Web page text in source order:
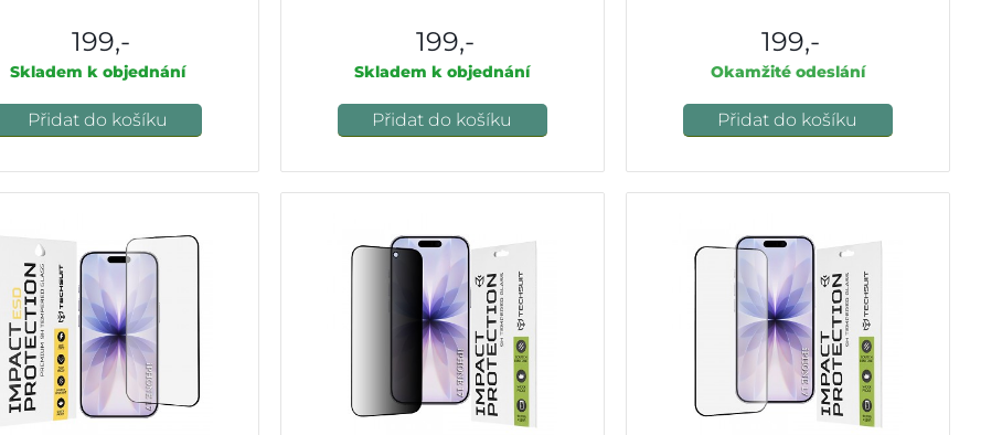
199,-
Skladem k objednání
Přidat do košíku
199,-
Skladem k objednání
Přidat do košíku
199,-
Okamžité odeslání
Přidat do košíku